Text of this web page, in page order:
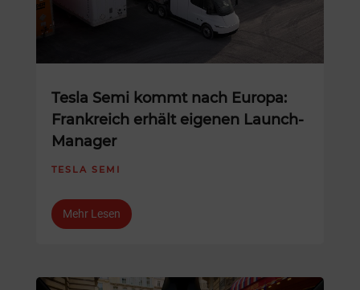
Tesla Semi kommt nach Europa:
Frankreich erhält eigenen Launch-
Manager
TESLA SEMI
Mehr Lesen